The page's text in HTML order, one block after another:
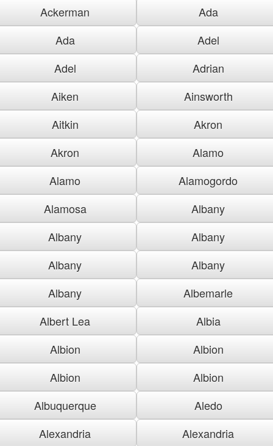
Ackerman
Ada
Ada
Adel
Adel
Adrian
Aiken
Ainsworth
Aitkin
Akron
Akron
Alamo
Alamo
Alamogordo
Alamosa
Albany
Albany
Albany
Albany
Albany
Albany
Albemarle
Albert Lea
Albia
Albion
Albion
Albion
Albion
Albuquerque
Aledo
Alexandria
Alexandria